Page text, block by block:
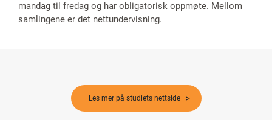
mandag til fredag og har obligatorisk oppmøte. Mellom
samlingene er det nettundervisning.
Les mer på studiets nettside